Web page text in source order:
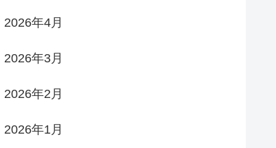
2026年4月
2026年3月
2026年2月
2026年1月